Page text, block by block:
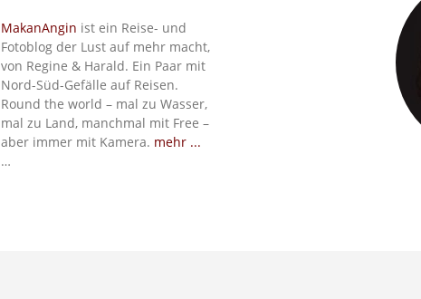
MakanAngin ist ein Reise- und
Fotoblog der Lust auf mehr macht,
von Regine & Harald. Ein Paar mit
Nord-Süd-Gefälle auf Reisen.
Round the world – mal zu Wasser,
mal zu Land, manchmal mit Free –
aber immer mit Kamera. mehr ...
…